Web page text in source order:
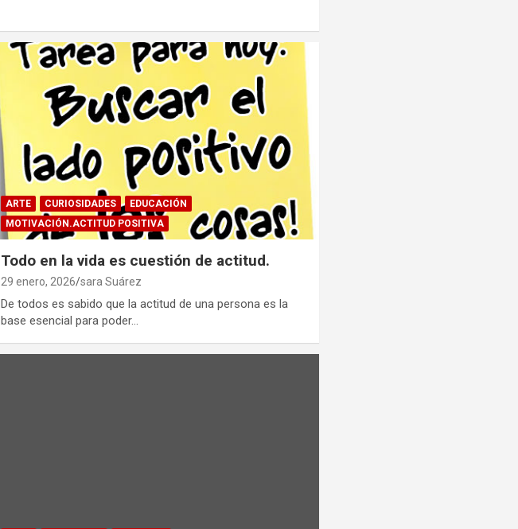
ARTE CURIOSIDADES
EDUCACIÓN
MOTIVACIÓN.ACTITUD POSITIVA
Todo en la vida es cuestión de actitud.
29 enero, 2026 sara Suárez
De todos es sabido que la actitud de una persona es la
base esencial para poder…